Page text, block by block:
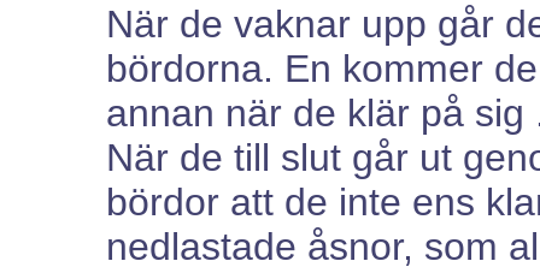
När de vaknar upp går
bördorna. En kommer
annan när de klär på
När de till slut går ut
bördor att de inte ens
nedlastade åsnor, som